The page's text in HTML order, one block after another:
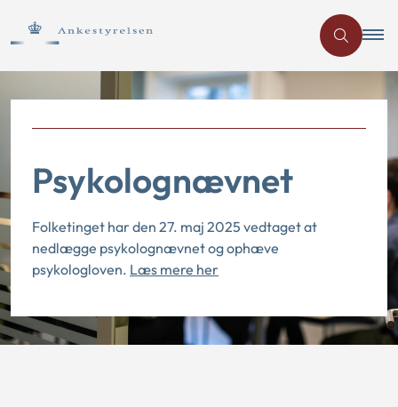
Psykolognævnet
Folketinget har den 27. maj 2025 vedtaget at
nedlægge psykolognævnet og ophæve
psykologloven. Læs mere her